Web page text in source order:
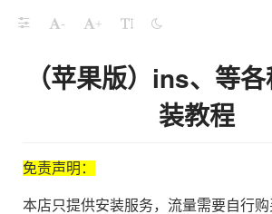
- +
（苹果版）ins、等
装教程
免责声明：
本店只提供安装服务，流量需要自行购